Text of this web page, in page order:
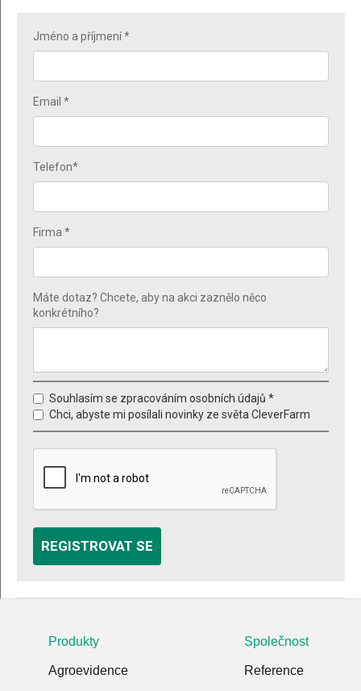
Jméno a příjmení *
Email *
Telefon*
Firma *
Máte dotaz? Chcete, aby na akci zaznělo něco
konkrétního?
Souhlasím se zpracováním osobních údajů *
Chci, abyste mi posílali novinky ze světa CleverFarm
Produkty
Agroevidence
Společnost
Reference